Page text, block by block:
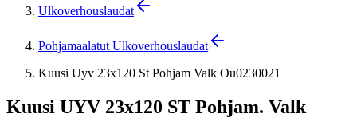
Ulkoverhouslaudat
Pohjamaalatut Ulkoverhouslaudat
Kuusi Uyv 23x120 St Pohjam Valk Ou0230021
Kuusi UYV 23x120 ST Pohjam. Valk